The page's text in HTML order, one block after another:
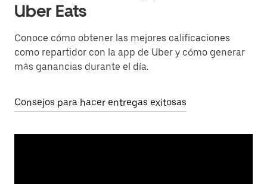
Uber Eats
Conoce cómo obtener las mejores calificaciones
como repartidor con la app de Uber y cómo generar
más ganancias durante el día.
Consejos para hacer entregas exitosas